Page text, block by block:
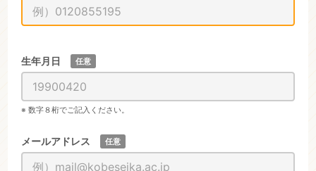
生年月日 任意
※ 数字８桁でご記入ください。
メールアドレス 任意